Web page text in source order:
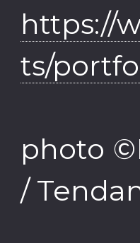
https://
ts/
photo
/